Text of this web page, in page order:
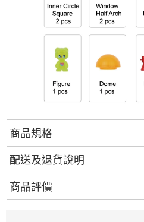
商品規格
配送及退貨說明
商品評價